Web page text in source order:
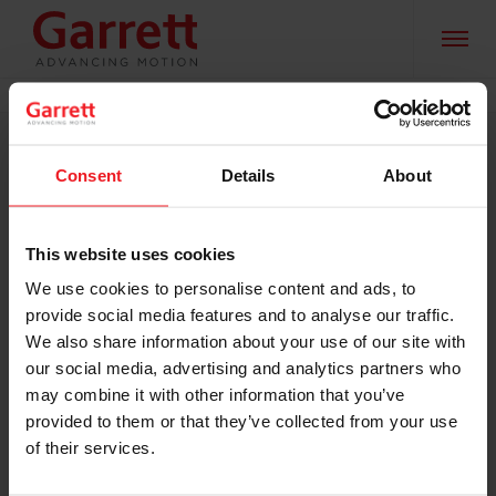
Consent Details About
This website uses cookies
We use cookies to personalise content and ads, to
provide social media features and to analyse our traffic.
We also share information about your use of our site with
our social media, advertising and analytics partners who
may combine it with other information that you’ve
provided to them or that they’ve collected from your use
of their services.
HOME>SLOVAKIA
Simona
Operátor výroby
„Vďaka predošlým pracovným skúsenostiam som
pracovný pohovor na pozíciu Operátor výroby, ktorý
pozostával z teoretickej a praktickej časti, zvládla bez
problémov. Pohovor bol akýmsi štartovacím bodom pre
ďalší rozvoj zručností v danom prostredí. Je veľkou
výhodou, že pracujeme s profesionálmi, od ktorých sa
môžeme veľa naučiť, získať motiváciu a každý deň sa
tak zlepšovať.“